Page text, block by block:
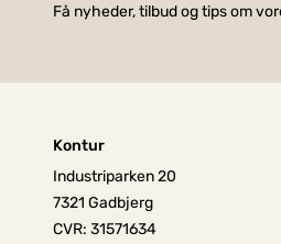
Få nyheder, tilbud og tips om
Kontur
Industriparken 20
7321 Gadbjerg
CVR: 31571634